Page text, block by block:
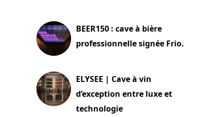
BEER150 : cave à bière
professionnelle signée Frio.
ELYSEE | Cave à vin
d’exception entre luxe et
technologie